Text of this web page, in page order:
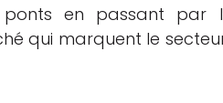
en passant par
qui marquent le